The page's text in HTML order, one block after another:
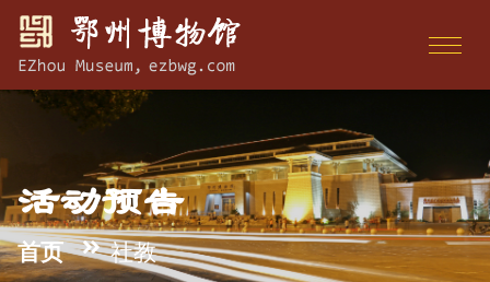
活动预告
首页 社教